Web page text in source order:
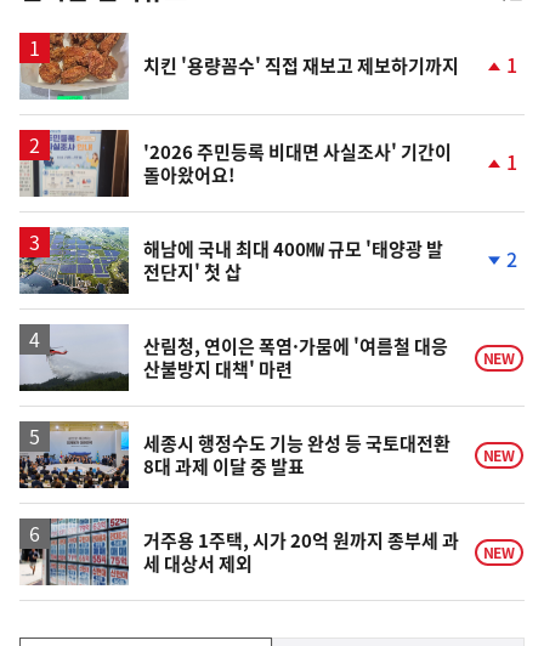
스
치킨 '용량꼼수' 직접 재보고 제보하기까지 1
'2026 주민등록 비대면 사실조사' 기간이
돌아왔어요!
1
해남에 국내 최대 400㎿ 규모 '태양광 발
전단지' 첫 삽
락
2
산림청, 연이은 폭염·가뭄에 '여름철 대응
산불방지 대책' 마련
NEW
세종시 행정수도 기능 완성 등 국토대전환
8대 과제 이달 중 발표
NEW
거주용 1주택, 시가 20억 원까지 종부세 과
세 대상서 제외
NEW